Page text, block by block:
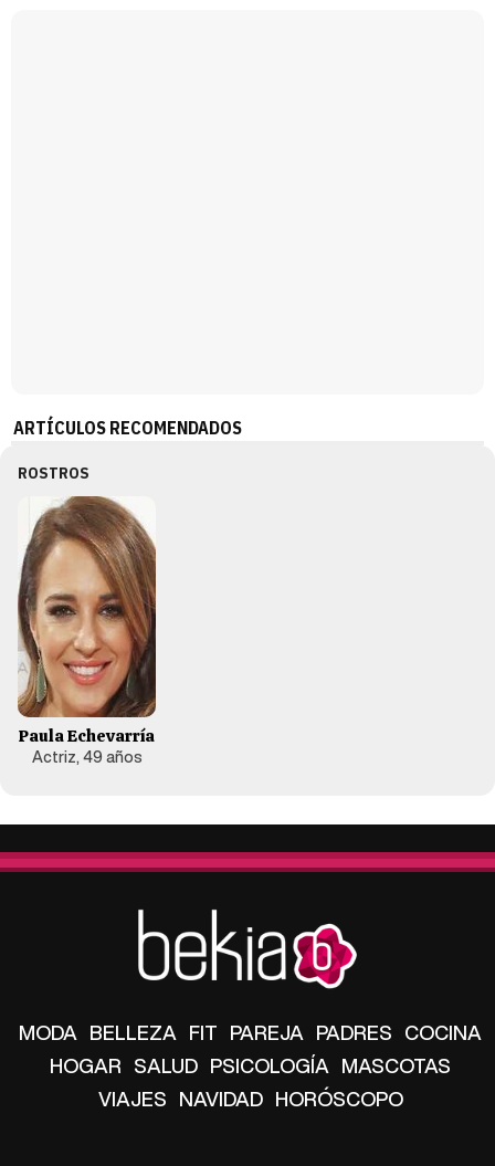
ARTÍCULOS RECOMENDADOS
ROSTROS
Paula Echevarría
Actriz, 49 años
MODA BELLEZA FIT PAREJA PADRES COCINA
HOGAR SALUD PSICOLOGÍA MASCOTAS
VIAJES NAVIDAD HORÓSCOPO